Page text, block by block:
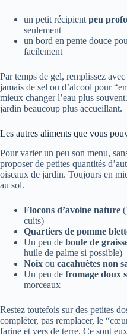
un petit récipient peu
seulement
un bord en pente douce
facilement
Par temps de gel, remplissez avec
jamais de sel ou d’alcool pour
mieux changer l’eau plus
jardin beaucoup plus accueillant.
Les autres aliments que vous
Pour varier un peu son menu,
proposer de petites quantités
oiseaux de jardin. Toujours en
au sol.
Flocons d’avoine nature
cuits)
Quartiers de pomme
Un peu de boule de
huile de palme si possible)
Noix ou cacahuètes non
Un peu de fromage doux
morceaux
Restez toutefois sur des petites
compléter, pas remplacer, le
farine et vers de terre. Ce sont